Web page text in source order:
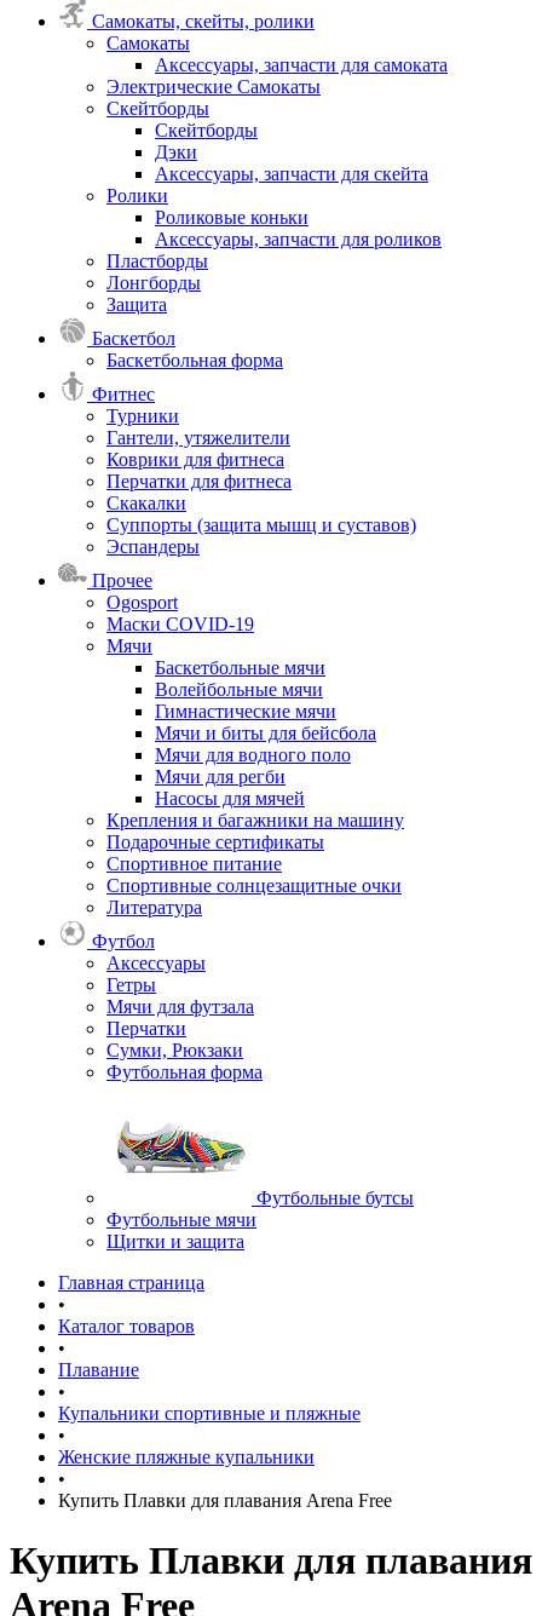
Самокаты, скейты, ролики
Самокаты
Аксессуары, запчасти для самоката
Электрические Самокаты
Скейтборды
Скейтборды
Дэки
Аксессуары, запчасти для скейта
Ролики
Роликовые коньки
Аксессуары, запчасти для роликов
Пластборды
Лонгборды
Защита
Баскетбол
Баскетбольная форма
Фитнес
Турники
Гантели, утяжелители
Коврики для фитнеса
Перчатки для фитнеса
Скакалки
Суппорты (защита мышц и суставов)
Эспандеры
Прочее
Ogosport
Маски COVID-19
Мячи
Баскетбольные мячи
Волейбольные мячи
Гимнастические мячи
Мячи и биты для бейсбола
Мячи для водного поло
Мячи для регби
Насосы для мячей
Крепления и багажники на машину
Подарочные сертификаты
Спортивное питание
Спортивные солнцезащитные очки
Литература
Футбол
Аксессуары
Гетры
Мячи для футзала
Перчатки
Сумки, Рюкзаки
Футбольная форма
Футбольные бутсы
Футбольные мячи
Щитки и защита
Главная страница
•
Каталог товаров
•
Плавание
•
Купальники спортивные и пляжные
•
Женские пляжные купальники
•
Купить Плавки для плавания Arena Free
Купить Плавки для плавания
Arena Free